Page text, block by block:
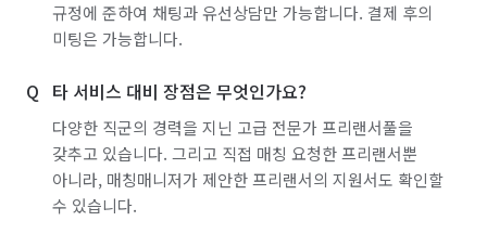
규정에 준하여 채팅과 유선상담만 가능합니다. 결제 후의
미팅은 가능합니다.
타 서비스 대비 장점은 무엇인가요?
다양한 직군의 경력을 지닌 고급 전문가 프리랜서풀을
갖추고 있습니다. 그리고 직접 매칭 요청한 프리랜서뿐
아니라, 매칭매니저가 제안한 프리랜서의 지원서도 확인할
수 있습니다.